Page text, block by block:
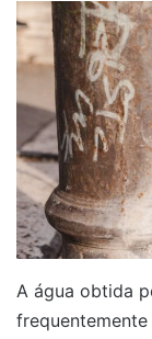
A água obtida